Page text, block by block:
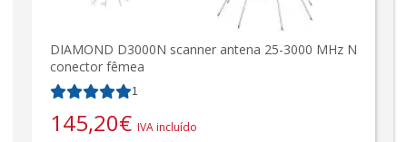
DIAMOND D3000N scanner antena 25-3000 MHz N
conector fêmea
1
145,20€ IVA incluído